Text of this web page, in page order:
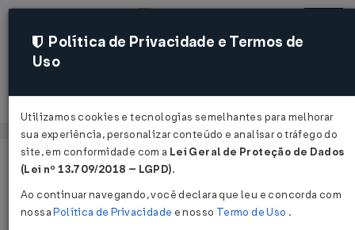
Acessar
Página Inicial
Legislações
Política de Privacidade e Termos de
Uso
Utilizamos cookies e tecnologias semelhantes para melhorar
sua experiência, personalizar conteúdo e analisar o tráfego do
site, em conformidade com a Lei Geral de Proteção de Dados
(Lei nº 13.709/2018 – LGPD).
Ao continuar navegando, você declara que leu e concorda com
nossaPolítica de Privacidade e nosso Termo de Uso .